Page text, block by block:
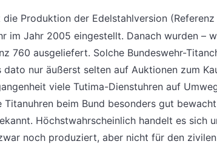
die Produktion der Edelstahlversion
im Jahr 2005 eingestellt. Danach wurden –
760 ausgeliefert. Solche Bundeswehr-
dato nur äußerst selten auf Auktionen zum
viele Tutima-Dienstuhren auf
Titanuhren beim Bund besonders gut
Höchstwahrscheinlich handelt es sich
noch produziert, aber nicht für den